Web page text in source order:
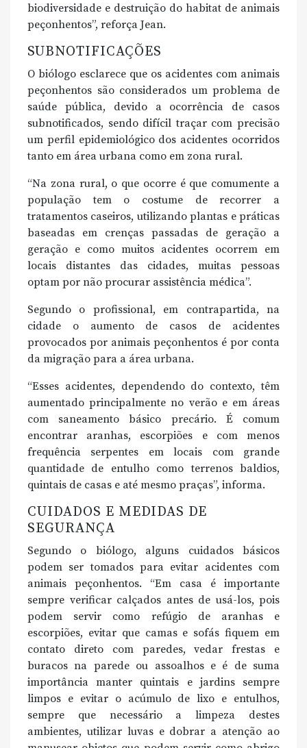
biodiversidade e destruição do habitat de animais
peçonhentos”, reforça Jean.
SUBNOTIFICAÇÕES
O biólogo esclarece que os acidentes com animais
peçonhentos são considerados um problema de
saúde pública, devido a ocorrência de casos
subnotificados, sendo difícil traçar com precisão
um perfil epidemiológico dos acidentes ocorridos
tanto em área urbana como em zona rural.
“Na zona rural, o que ocorre é que comumente a
população tem o costume de recorrer a
tratamentos caseiros, utilizando plantas e práticas
baseadas em crenças passadas de geração a
geração e como muitos acidentes ocorrem em
locais distantes das cidades, muitas pessoas
optam por não procurar assistência médica”.
Segundo o profissional, em contrapartida, na
cidade o aumento de casos de acidentes
provocados por animais peçonhentos é por conta
da migração para a área urbana.
“Esses acidentes, dependendo do contexto, têm
aumentado principalmente no verão e em áreas
com saneamento básico precário. É comum
encontrar aranhas, escorpiões e com menos
frequência serpentes em locais com grande
quantidade de entulho como terrenos baldios,
quintais de casas e até mesmo praças”, informa.
CUIDADOS E MEDIDAS DE
SEGURANÇA
Segundo o biólogo, alguns cuidados básicos
podem ser tomados para evitar acidentes com
animais peçonhentos. “Em casa é importante
sempre verificar calçados antes de usá-los, pois
podem servir como refúgio de aranhas e
escorpiões, evitar que camas e sofás fiquem em
contato direto com paredes, vedar frestas e
buracos na parede ou assoalhos e é de suma
importância manter quintais e jardins sempre
limpos e evitar o acúmulo de lixo e entulhos,
sempre que necessário a limpeza destes
ambientes, utilizar luvas e dobrar a atenção ao